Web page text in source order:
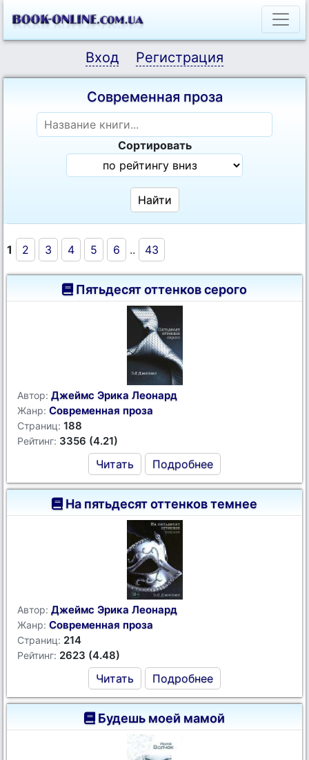
Вход Регистрация
Современная проза
Сортировать
1 2 3 4 5 6 .. 43
Пятьдесят оттенков серого
Автор: Джеймс Эрика Леонард
Жанр: Современная проза
Страниц: 188
Рейтинг: 3356 (4.21)
Читать Подробнее
На пятьдесят оттенков темнее
Автор: Джеймс Эрика Леонард
Жанр: Современная проза
Страниц: 214
Рейтинг: 2623 (4.48)
Читать Подробнее
Будешь моей мамой